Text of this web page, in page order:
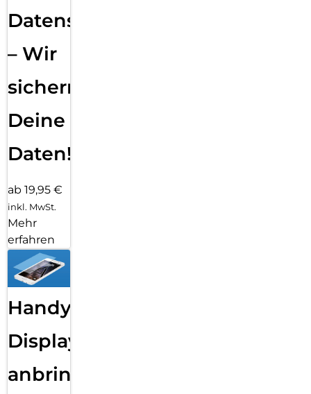
Datensicherung
– Wir
sichern
Deine
Daten!
ab 19,95 €
inkl. MwSt.
Mehr
erfahren
Handy
Displayfolie
anbringen